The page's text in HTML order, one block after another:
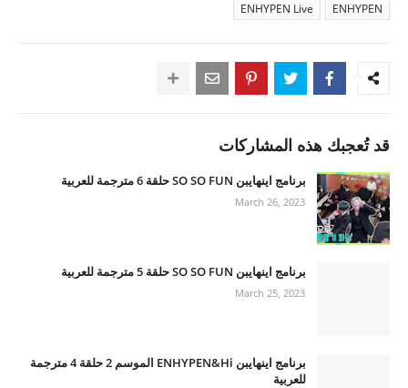
ENHYPEN
ENHYPEN Live
قد تُعجبك هذه المشاركات
برنامج اينهايبن SO SO FUN حلقة 6 مترجمة للعربية
March 26, 2023
برنامج اينهايبن SO SO FUN حلقة 5 مترجمة للعربية
March 25, 2023
برنامج اينهايبن ENHYPEN&Hi الموسم 2 حلقة 4 مترجمة
للعربية